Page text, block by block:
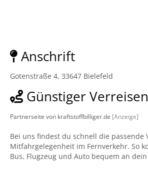
Anschrift
Gotenstraße 4, 33647 Bielefeld
Günstiger Verreisen
Partnerseite von kraftstoffbilliger.de [Anzeige]
Bei uns findest du schnell die passende
Mitfahrgelegenheit im Fernverkehr. So
Bus, Flugzeug und Auto bequem an